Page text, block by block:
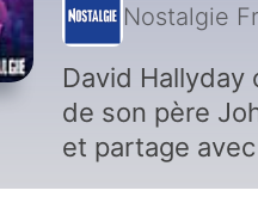
Nostalgie
David
de son père
et partage
meilleures